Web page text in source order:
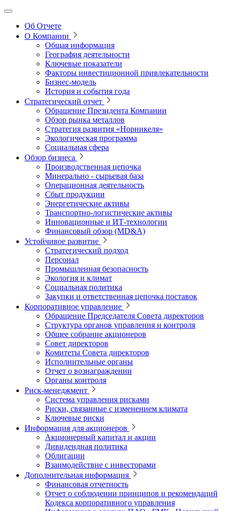
Об Отчете
О Компании
Общая информация
География деятельности
Ключевые показатели
Факторы инвестиционной привлекательности
Бизнес-модель
История и события года
Стратегический отчет
Обращение Президента Компании
Обзор рынка металлов
Стратегия развития «Норникеля»
Экологическая программа
Социальная сфера
Обзор бизнеса
Производственная цепочка
Минерально ‑ сырьевая база
Операционная деятельность
Сбыт продукции
Энергетические активы
Транспортно-логистические активы
Инновационные и ИТ‑технологии
Финансовый обзор (MD&A)
Устойчивое развитие
Стратегический подход
Персонал
Промышленная безопасность
Экология и климат
Социальная политика
Закупки и ответственная цепочка поставок
Корпоративное управление
Обращение Председателя Совета директоров
Структура органов управления и контроля
Общее собрание акционеров
Совет директоров
Комитеты Совета директоров
Исполнительные органы
Отчет о вознаграждении
Органы контроля
Риск-менеджмент
Система управления рисками
Риски, связанные с изменением климата
Ключевые риски
Информация для акционеров
Акционерный капитал и акции
Дивидендная политика
Облигации
Взаимодействие с инвесторами
Дополнительная информация
Финансовая отчетность
Отчет о соблюдении принципов и рекомендаций
Кодекса корпоративного управления